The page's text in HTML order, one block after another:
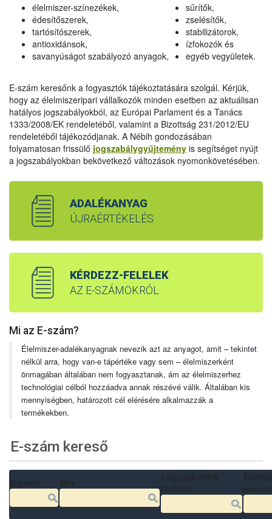
élelmiszer-színezékek,
édesítőszerek,
tartósítószerek,
antioxidánsok,
savanyúságot szabályozó anyagok,
sűrítők,
zselésítők,
stabilizátorok,
ízfokozók és
egyéb vegyületek.
E-szám keresőnk a fogyasztók tájékoztatására szolgál. Kérjük,
hogy az élelmiszeripari vállalkozók minden esetben az aktuálisan
hatályos jogszabályokból, az Európai Parlament és a Tanács
1333/2008/EK rendeletéből, valamint a Bizottság 231/2012/EU
rendeletéből tájékozódjanak. A Nébih gondozásában
folyamatosan frissülő jogszabálygyűjtemény is segítséget nyújt
a jogszabályokban bekövetkező változások nyomonkövetésében.
ADALÉKANYAG
ÚJRAÉRTÉKELÉS
KÉRDEZZ-FELELEK
AZ E-SZÁMOKRÓL
Mi az E-szám?
Élelmiszer-adalékanyagnak nevezik azt az anyagot, amit – tekintet
nélkül arra, hogy van-e tápértéke vagy sem – élelmiszerként
önmagában általában nem fogyasztanak, ám az élelmiszerhez
technológiai célból hozzáadva annak részévé válik. Általában kis
mennyiségben, határozott cél elérésére alkalmazzák a
termékekben.
E-szám kereső